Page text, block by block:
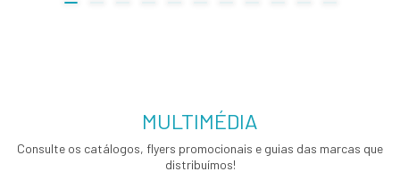
MULTIMÉDIA
Consulte os catálogos, flyers promocionais e guias das marcas que
distribuímos!